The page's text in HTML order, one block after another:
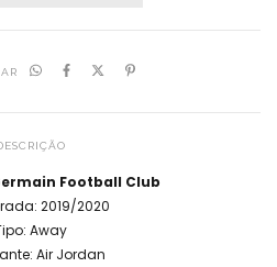
Football Club
2019/2020
Away
Air Jordan